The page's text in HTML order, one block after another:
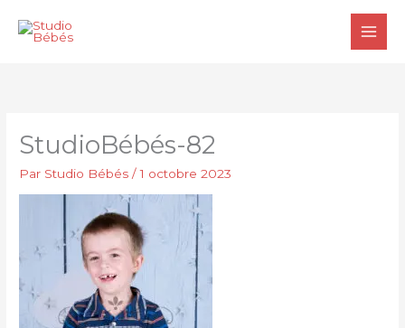
StudioBébés-82
Par Studio Bébés/1 octobre 2023